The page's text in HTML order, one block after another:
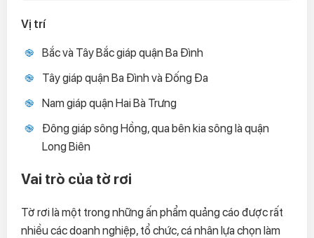
Vị trí
Bắc và Tây Bắc giáp quận Ba Đình
Tây giáp quận Ba Đình và Đống Đa
Nam giáp quận Hai Bà Trưng
Đông giáp sông Hồng, qua bên kia sông là quận
Long Biên
Vai trò của tờ rơi
Tờ rơi là một trong những ấn phẩm quảng cáo được rất
nhiều các doanh nghiệp, tổ chức, cá nhân lựa chọn làm